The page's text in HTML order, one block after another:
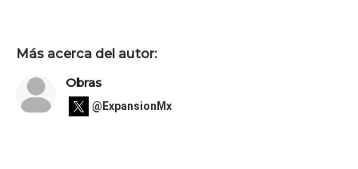
Más acerca del autor:
Obras
@ExpansionMx